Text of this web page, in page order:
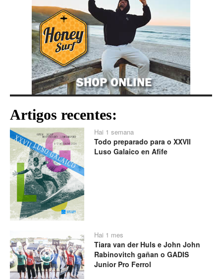
Artigos recentes:
Hai 1 semana
Todo preparado para o XXVII
Luso Galaico en Afife
Play
Hai 1 mes
Tiara van der Huls e John John
Rabinovitch gañan o GADIS
Junior Pro Ferrol